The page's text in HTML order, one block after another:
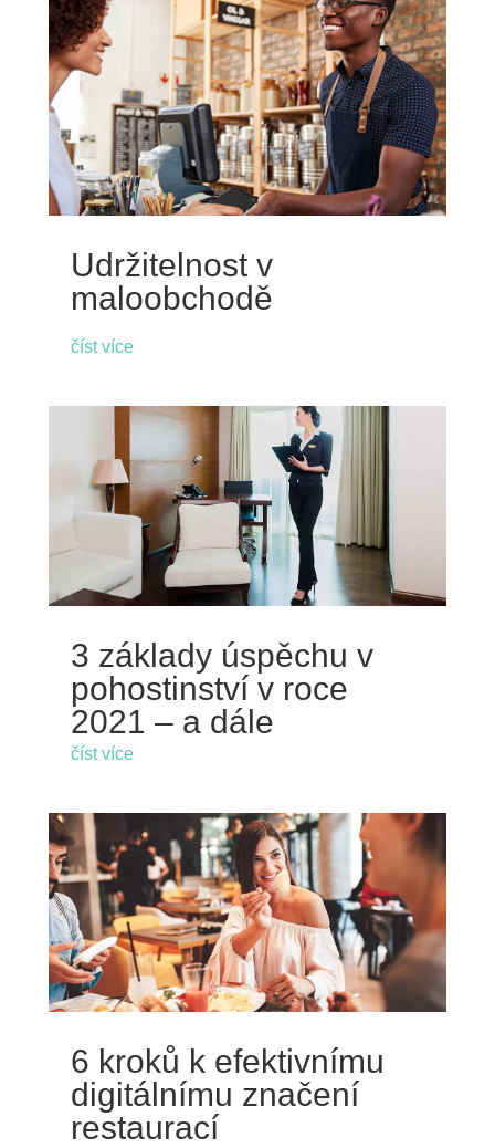
Udržitelnost v
maloobchodě
číst více
3 základy úspěchu v
pohostinství v roce
2021 – a dále
číst více
6 kroků k efektivnímu
digitálnímu značení
restaurací